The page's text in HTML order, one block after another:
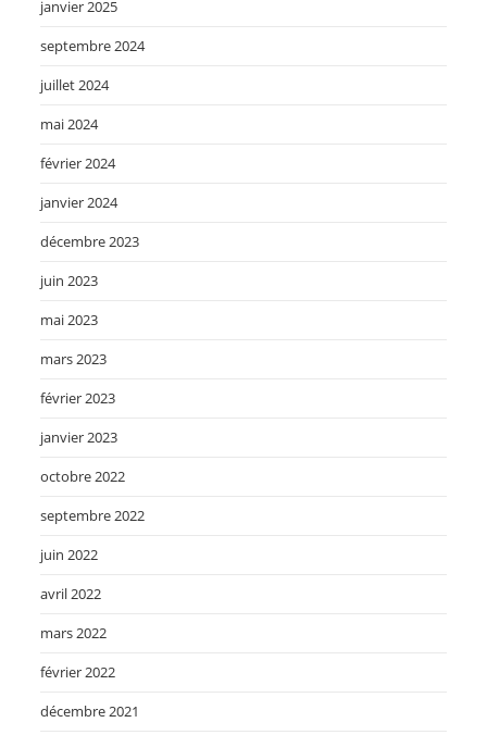
janvier 2025
septembre 2024
juillet 2024
mai 2024
février 2024
janvier 2024
décembre 2023
juin 2023
mai 2023
mars 2023
février 2023
janvier 2023
octobre 2022
septembre 2022
juin 2022
avril 2022
mars 2022
février 2022
décembre 2021